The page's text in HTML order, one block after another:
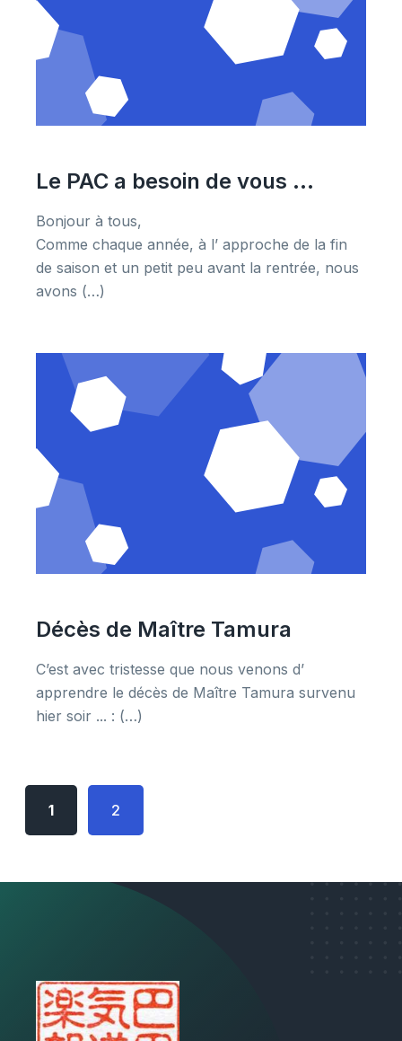
Le PAC a besoin de vous ...
Bonjour à tous,
Comme chaque année, à l’ approche de la fin
de saison et un petit peu avant la rentrée, nous
avons (…)
Décès de Maître Tamura
C’est avec tristesse que nous venons d’
apprendre le décès de Maître Tamura survenu
hier soir ... : (…)
1 2